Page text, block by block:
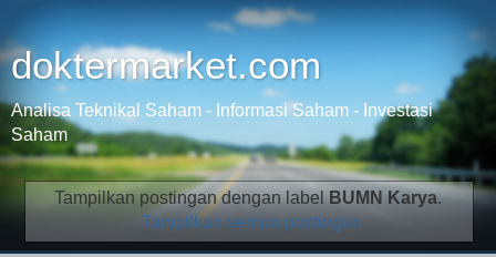
doktermarket.com
Analisa Teknikal Saham - Informasi Saham - Investasi
Saham
Tampilkan postingan dengan labelBUMN Karya.
Tampilkan semua postingan